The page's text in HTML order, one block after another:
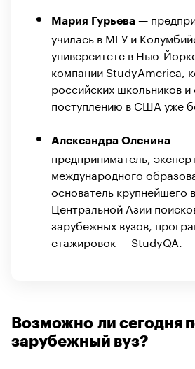
Мария Гурьева —
училась в МГУ и
университете в Нью-
компании StudyAmerica,
российских школьников и
поступлению в США уже
Александра Оленина —
предприниматель,
международного
основатель крупнейшего
Центральной Азии
зарубежных вузов,
стажировок — StudyQA.
Возможно ли сегодня
зарубежный вуз?